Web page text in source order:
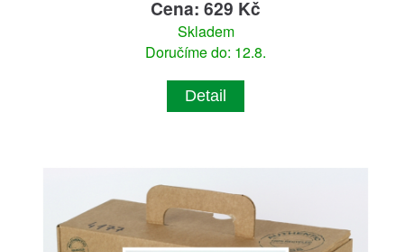
Cena: 629 Kč
Skladem
Doručíme do: 12.8.
Detail